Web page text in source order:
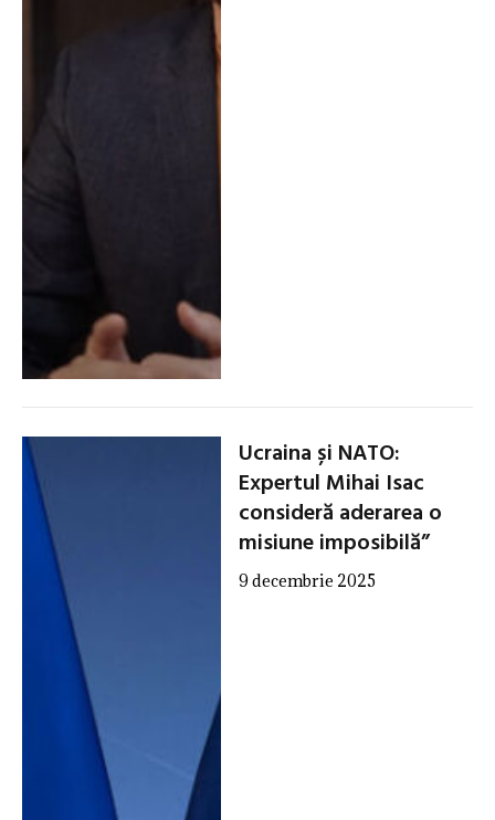
Ucraina și NATO:
Expertul Mihai Isac
consideră aderarea o
misiune imposibilă”
9 decembrie 2025